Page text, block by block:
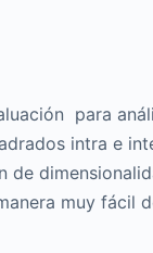
para
intra e
de
muy fácil